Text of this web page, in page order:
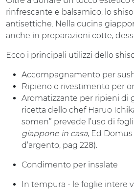
rinfrescante e balsamico, lo
antisettiche. Nella cucina
anche in preparazioni cotte,
Ecco i principali utilizzi dello
Accompagnamento per
Ripieno o rivestimento per
Aromatizzante per ripieni di
ricetta dello chef Haruo
somen” prevede l’uso di
giappone in casa, Ed
d’argento, pag 228).
Condimento per insalate
In tempura - le foglie intere